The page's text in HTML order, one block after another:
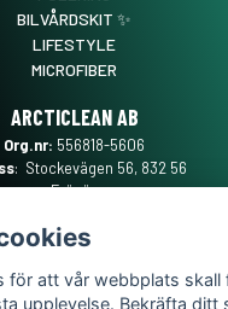
BILVÅRDSKIT ✨
LIFESTYLE
MICROFIBER
ARCTICLEAN AB
Org.nr: 556818-5606
: Stockevägen 56, 832 56
Frösön
Telefon:0101889555
för att vår webbplats skall
upplevelse. Bekräfta ditt